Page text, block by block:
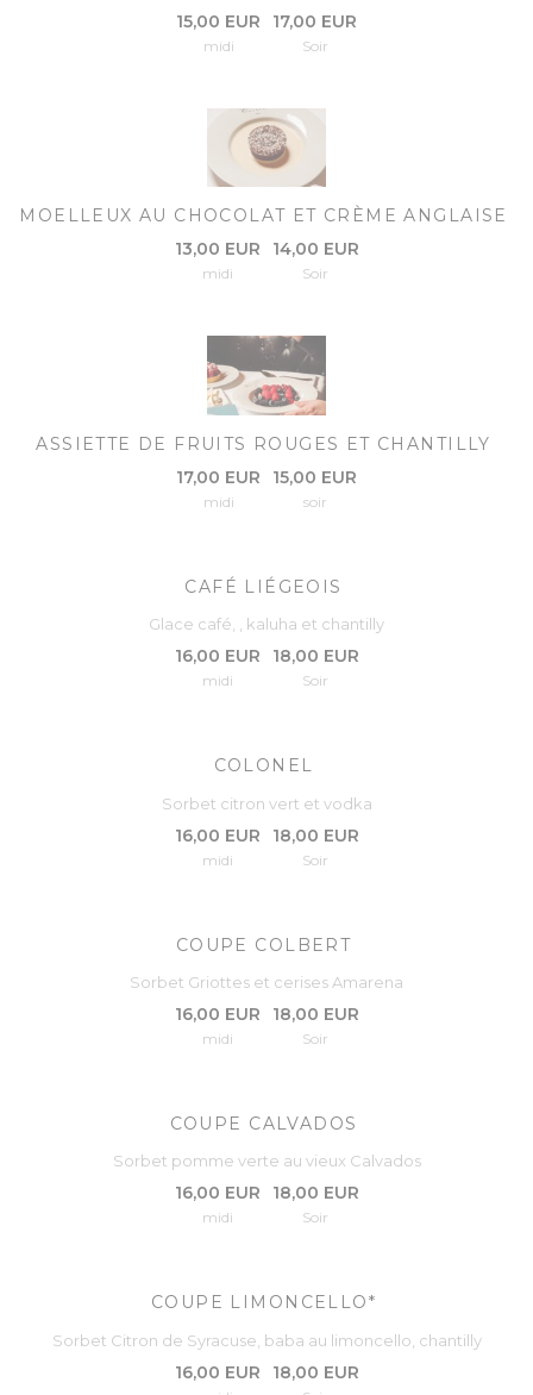
15,00 EUR
midi
17,00 EUR
Soir
MOELLEUX AU CHOCOLAT ET CRÈME ANGLAISE
13,00 EUR
midi
14,00 EUR
Soir
ASSIETTE DE FRUITS ROUGES ET CHANTILLY
17,00 EUR
midi
15,00 EUR
soir
CAFÉ LIÉGEOIS
Glace café, , kaluha et chantilly
16,00 EUR
midi
18,00 EUR
Soir
COLONEL
Sorbet citron vert et vodka
16,00 EUR
midi
18,00 EUR
Soir
COUPE COLBERT
Sorbet Griottes et cerises Amarena
16,00 EUR
midi
18,00 EUR
Soir
COUPE CALVADOS
Sorbet pomme verte au vieux Calvados
16,00 EUR
midi
18,00 EUR
Soir
COUPE LIMONCELLO*
Sorbet Citron de Syracuse, baba au limoncello, chantilly
16,00 EUR 18,00 EUR